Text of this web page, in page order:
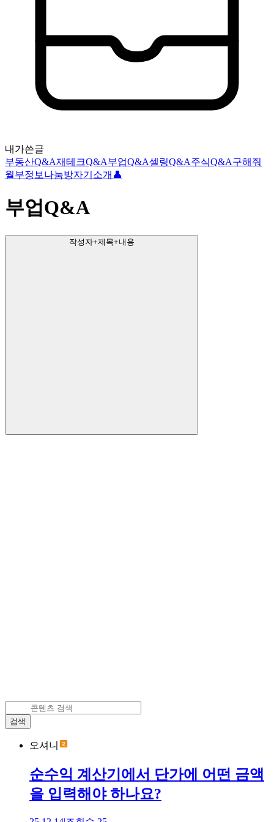
내가쓴글
부동산Q&A재테크Q&A부업Q&A셀링Q&A주식Q&A구해줘
월부정보나눔방자기소개👤
부업Q&A
작성자+제목+내용
검색
오셔니
순수익 계산기에서 단가에 어떤 금액
을 입력해야 하나요?